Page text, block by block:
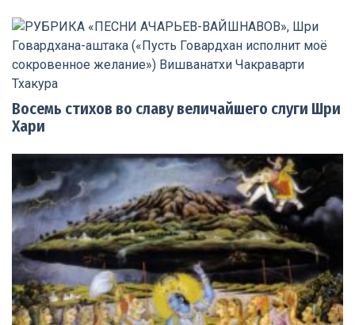
Восемь стихов во славу величайшего слуги Шри
Хари